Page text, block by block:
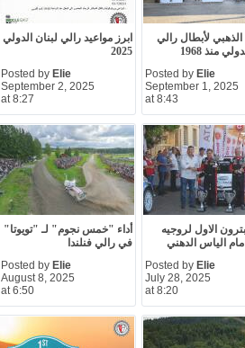
ابرز مواعيد رالي لبنان الدولي
2025
Posted by Elie
September 2, 2025
at 8:27
لأبطال رالي
منذ 1968
Posted by Elie
September 1, 2025
at 8:43
أداء "خمس نجوم" لـ "تويوتا"
في رالي فنلندا
Posted by Elie
August 8, 2025
at 6:50
الاول لروجيه
الياس الدهني
Posted by Elie
July 28, 2025
at 8:20